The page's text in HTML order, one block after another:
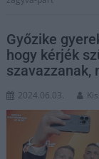
Győzike
hogy kérjék
szavazzanak,
2024.06.03.